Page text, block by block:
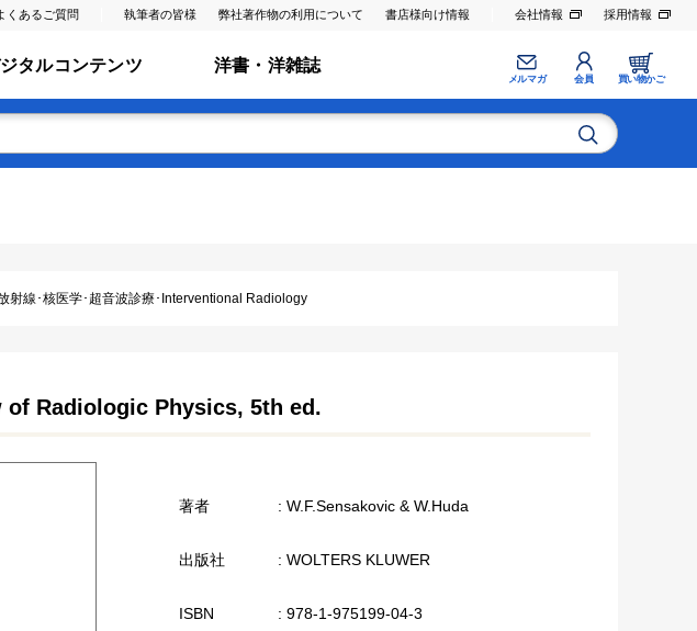
くあるご質問 執筆者の皆様 弊社著作物の利用について 書店様向け情報 会社情報 採用情報
タルコンテンツ 洋書・洋雑誌
メルマガ 会員 買い物かご
射線･核医学･超音波診療･Interventional Radiology
of Radiologic Physics, 5th ed.
著者 : W.F.Sensakovic & W.Huda
出版社 : WOLTERS KLUWER
ISBN : 978-1-975199-04-3